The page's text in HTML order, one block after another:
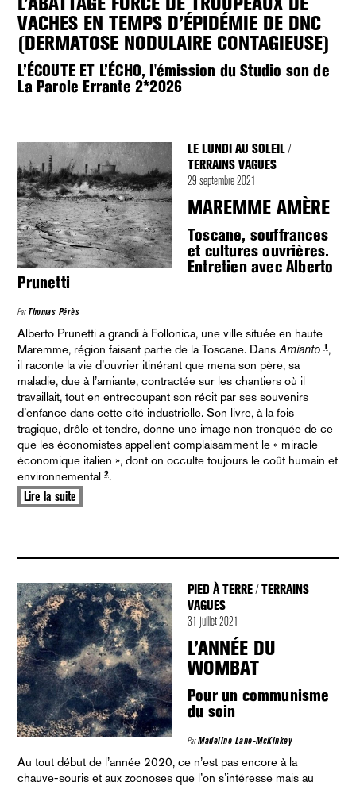
VACHES EN TEMPS D’ÉPIDÉMIE DE DNC
(DERMATOSE NODULAIRE CONTAGIEUSE)
L’ÉCOUTE ET L’ÉCHO, l'émission du Studio son de
La Parole Errante 2*2026
LE LUNDI AU SOLEIL/
TERRAINS VAGUES
29 septembre 2021
MAREMME AMÈRE
Toscane, souffrances
et cultures ouvrières.
Entretien avec Alberto
Prunetti
Par Thomas Pérès
Alberto Prunetti a grandi à Follonica, une ville située en haute
Maremme, région faisant partie de la Toscane. DansAmianto 1,
il raconte la vie d’ouvrier itinérant que mena son père, sa
maladie, due à l’amiante, contractée sur les chantiers où il
travaillait, tout en entrecoupant son récit par ses souvenirs
d’enfance dans cette cité industrielle. Son livre, à la fois
tragique, drôle et tendre, donne une image non tronquée de ce
que les économistes appellent complaisamment le « miracle
économique italien », dont on occulte toujours le coût humain et
environnemental2.
Lire la suite
PIED À TERRE/TERRAINS
VAGUES
31 juillet 2021
L’ANNÉE DU
WOMBAT
Pour un communisme
du soin
ParMadeline Lane-McKinkey
Au tout début de l’année 2020, ce n’est pas encore à la
chauve-souris et aux zoonoses que l’on s’intéresse mais au